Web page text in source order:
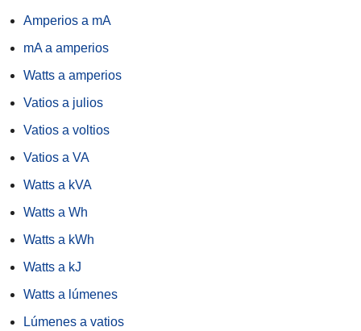
Amperios a mA
mA a amperios
Watts a amperios
Vatios a julios
Vatios a voltios
Vatios a VA
Watts a kVA
Watts a Wh
Watts a kWh
Watts a kJ
Watts a lúmenes
Lúmenes a vatios